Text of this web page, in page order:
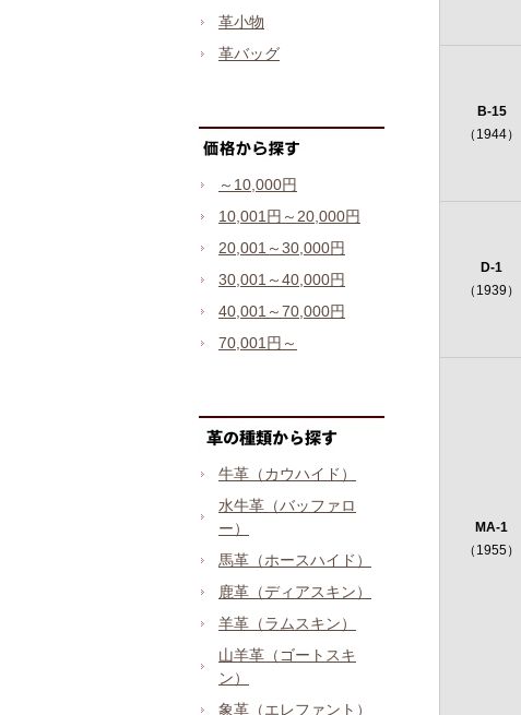
革小物
革バッグ
～10,000円
10,001円～20,000円
20,001～30,000円
30,001～40,000円
40,001～70,000円
70,001円～
牛革（カウハイド）
水牛革（バッファロ
ー）
馬革（ホースハイド）
鹿革（ディアスキン）
羊革（ラムスキン）
山羊革（ゴートスキ
ン）
象革（エレファント）
B-15
（1944）
D-1
（1939）
MA-1
（1955）